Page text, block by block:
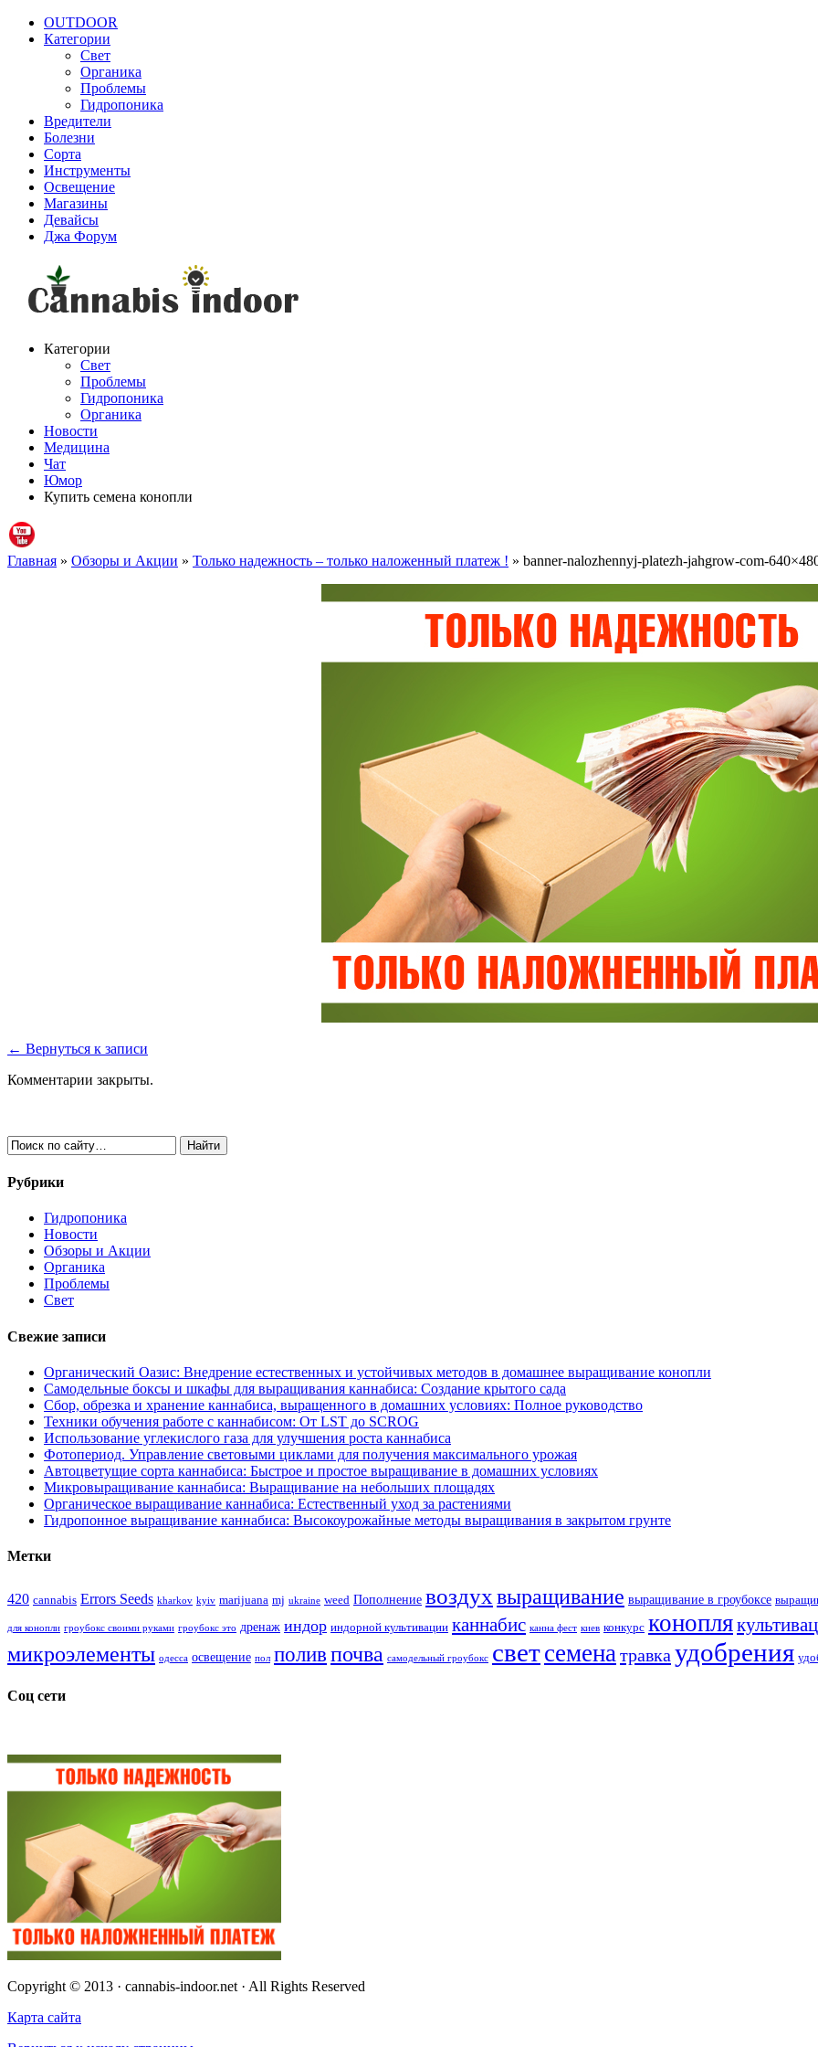
OUTDOOR
Категории
Свет
Органика
Проблемы
Гидропоника
Вредители
Болезни
Сорта
Инструменты
Освещение
Магазины
Девайсы
Джа Форум
Категории
Свет
Проблемы
Гидропоника
Органика
Новости
Медицина
Чат
Юмор
Купить семена конопли
Главная » Обзоры и Акции » Только надежность – только наложенный платеж ! » banner-nalozhennyj-platezh-jahgrow-com-
← Вернуться к записи
Комментарии закрыты.
Рубрики
Гидропоника
Новости
Обзоры и Акции
Органика
Проблемы
Свет
Свежие записи
Органический Оазис: Внедрение естественных и устойчивых методов в домашнее выращивание конопли
Самодельные боксы и шкафы для выращивания каннабиса: Создание крытого сада
Сбор, обрезка и хранение каннабиса, выращенного в домашних условиях: Полное руководство
Техники обучения работе с каннабисом: От LST до SCROG
Использование углекислого газа для улучшения роста каннабиса
Фотопериод. Управление световыми циклами для получения максимального урожая
Автоцветущие сорта каннабиса: Быстрое и простое выращивание в домашних условиях
Микровыращивание каннабиса: Выращивание на небольших площадях
Органическое выращивание каннабиса: Естественный уход за растениями
Гидропонное выращивание каннабиса: Высокоурожайные методы выращивания в закрытом грунте
Метки
420 cannabis Errors Seeds kharkov kyiv marijuana mj ukraine weed Пополнение воздухвыращивание выращивание в гроубоксе
для конопли гроубокс своими руками гроубокс это дренаж индор индорной культивации каннабис канна фест киев конкурс конопля
микроэлементы одесса освещение пол полив почва самодельный гроубокс светсеменатравкаудобрения
Соц сети
Copyright © 2013 · cannabis-indoor.net · All Rights Reserved
Карта сайта